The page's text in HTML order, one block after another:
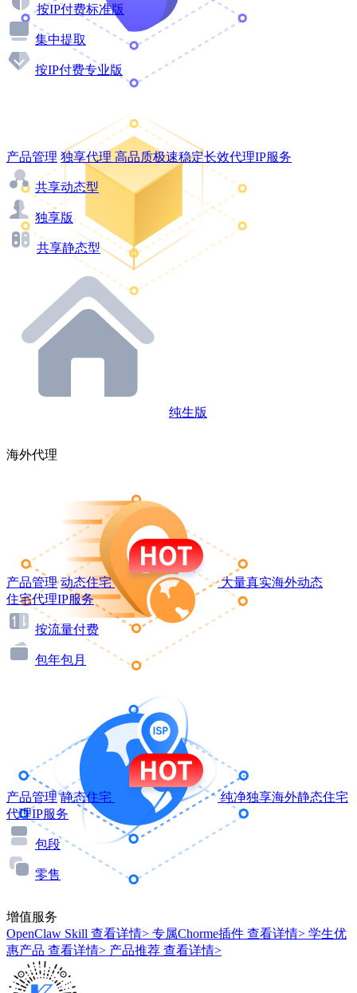
按IP付费标准版
集中提取
按IP付费专业版
产品管理 独享代理 高品质极速稳定长效代理IP服务
共享动态型
独享版
共享静态型
纯生版
海外代理
产品管理 动态住宅
大量真实海外动态
住宅代理IP服务
按流量付费
包年包月
产品管理 静态住宅
纯净独享海外静态住宅
代理IP服务
包段
零售
增值服务
OpenClaw Skill 查看详情> 专属Chorme插件 查看详情> 学生优
惠产品 查看详情> 产品推荐 查看详情>